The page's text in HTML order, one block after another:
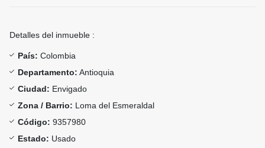
Detalles del inmueble :
País: Colombia
Departamento: Antioquia
Ciudad: Envigado
Zona / Barrio: Loma del Esmeraldal
Código: 9357980
Estado: Usado